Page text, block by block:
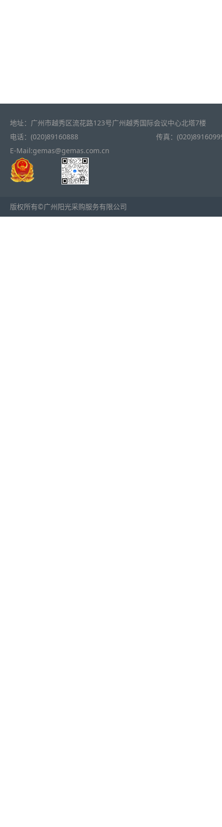
地址：广州市越秀区流花路123号广州越秀国际会议中心北塔7楼
电话：(020)89160888
传真：
E-Mail:gemas@gemas.com.cn
版权所有©广州阳光采购服务有限公司